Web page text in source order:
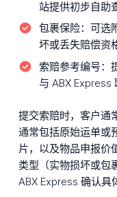
站提供初步自助
包裹保险： 可选
坏或丢失赔偿资
索赔参考编号：
与 ABX Express
提交索赔时，客户通
通常包括原始运单或
片，以及物品申报价
类型（实物损坏或包
ABX Express 确认具